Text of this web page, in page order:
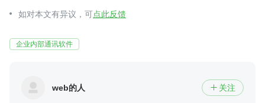
如对本文有异议，可点此反馈
企业内部通讯软件
web的人  关注